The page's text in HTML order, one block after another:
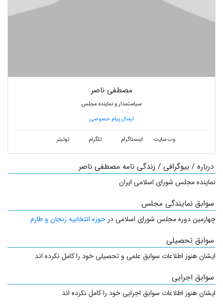
مصطفی ناصر
سیاستمدار و نماینده مجلس
ارسال پیام خصوصی
وب سایت اینستاگرام تلگرام توئیتر
درباره / بیوگرافی / زندگی نامه مصطفی ناصر
نماینده مجلس شورای اسلامی ایران
سوابق نمایندگی مجلس
چهارمین دوره مجلس شورای اسلامی در حوزه انتخابیه زنجان و طارم
سوابق تحصیلی
ایشان هنوز اطلاعات سوابق علمی و تحصیلی خود را کامل نکرده اند
سوابق اجرایی
ایشان هنوز اطلاعات سوابق اجرایی خود را کامل نکرده اند